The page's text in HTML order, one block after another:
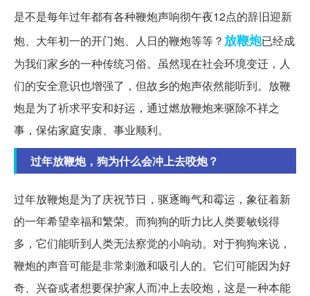
是不是每年过年都有各种鞭炮声响彻午夜12点的辞旧迎新
炮、大年初一的开门炮、人日的鞭炮等等？ 放鞭炮已经成
为我们家乡的一种传统习俗。虽然现在社会环境变迁，人
们的安全意识也增强了，但故乡的炮声依然能听到。放鞭
炮是为了祈求平安和好运，通过燃放鞭炮来驱除不祥之
事，保佑家庭安康、事业顺利。
过年放鞭炮，狗为什么会冲上去咬炮？
过年放鞭炮是为了庆祝节日，驱逐晦气和霉运，象征着新
的一年希望幸福和繁荣。而狗狗的听力比人类要敏锐得
多，它们能听到人类无法察觉的小响动。对于狗狗来说，
鞭炮的声音可能是非常刺激和吸引人的。它们可能因为好
奇、兴奋或者想要保护家人而冲上去咬炮，这是一种本能